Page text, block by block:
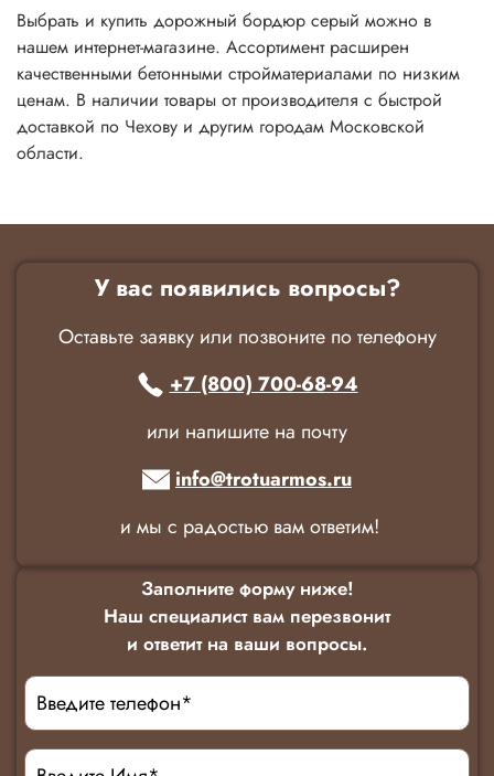
Выбрать и купить дорожный бордюр серый можно в
нашем интернет-магазине. Ассортимент расширен
качественными бетонными стройматериалами по низким
ценам. В наличии товары от производителя с быстрой
доставкой по Чехову и другим городам Московской
области.
У вас появились вопросы?
Оставьте заявку или позвоните по телефону
+7 (800) 700-68-94
или напишите на почту
info@trotuarmos.ru
и мы с радостью вам ответим!
Заполните форму ниже!
Наш специалист вам перезвонит
и ответит на ваши вопросы.